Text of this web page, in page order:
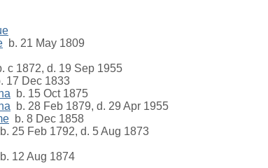
b. 21 May 1809
c 1872, d. 19 Sep 1955
17 Dec 1833
b. 15 Oct 1875
b. 28 Feb 1879, d. 29 Apr 1955
b. 8 Dec 1858
b. 25 Feb 1792, d. 5 Aug 1873
b. 12 Aug 1874